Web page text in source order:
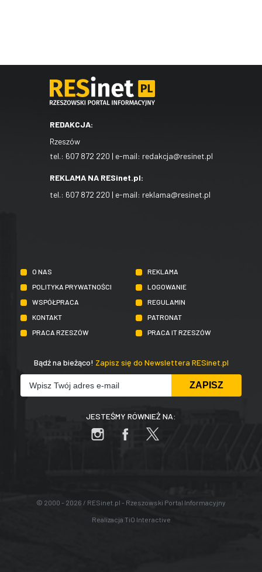
REDAKCJA:
Rzeszów
tel.: 607 872 220 | e-mail: redakcja@resinet.pl
REKLAMA NA RESinet.pl:
tel.: 607 872 220 | e-mail: reklama@resinet.pl
O NAS
REKLAMA
POLITYKA PRYWATNOŚCI
LOGOWANIE
WSPÓŁPRACA
REGULAMIN
KONTAKT
PATRONAT
PRACA RZESZÓW
PRACA IT RZESZÓW
Bądź na bieżąco! Zapisz się do Newslettera RESinet.pl
JESTEŚMY RÓWNIEŻ NA:
© 2000 - 2026 / RESinet.pl - Rzeszowski Portal Informacyjny
Realizacja TiO Interactive